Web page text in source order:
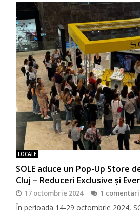
LOCALE
SOLE aduce un Pop-Up Store
Cluj – Reduceri Exclusive și
17 octombrie 2024 1
În perioada 14-29 octombrie 2024,